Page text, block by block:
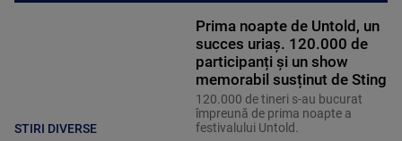
STIRI DIVERSE
Prima noapte de Untold, un
succes uriaș. 120.000 de
participanți și un show
memorabil susținut de Sting
120.000 de tineri s-au bucurat
împreună de prima noapte a
festivalului Untold.